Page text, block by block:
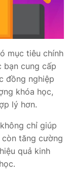
mục tiêu chính
bạn cung cấp
đồng nghiệp
khóa học,
lý hơn.
chỉ giúp
tăng cường
quả kinh